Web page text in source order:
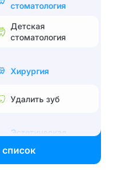
стоматология
Детская
стоматология
Хирургия
Удалить зуб
Эстетическая
Поставить брекеты,
список